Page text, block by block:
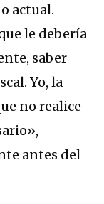
actual.
le debería
saber
l. Yo, la
no realice
antes del